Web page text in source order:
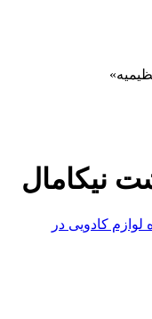
»
نیکامال
لوازم کادویی در